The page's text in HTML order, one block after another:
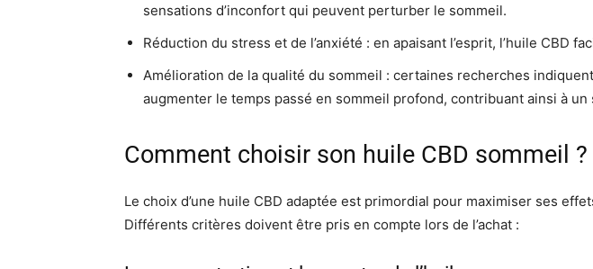
sensations d’inconfort qui peuvent perturber le sommeil.
Réduction du stress et de l’anxiété : en apaisant l’esprit, l’huile CBD
Amélioration de la qualité du sommeil : certaines recherches
augmenter le temps passé en sommeil profond, contribuant ainsi à
Comment choisir son huile CBD sommeil ?
Le choix d’une huile CBD adaptée est primordial pour maximiser ses
Différents critères doivent être pris en compte lors de l’achat :